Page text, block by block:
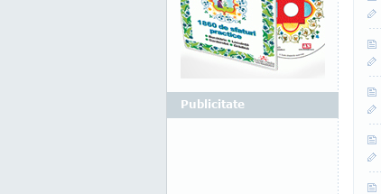
Publicitate